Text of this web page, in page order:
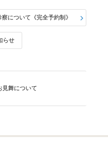
について《完全予約制》
らせ
見舞について